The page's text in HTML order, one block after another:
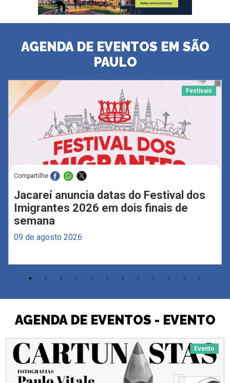
AGENDA DE EVENTOS EM SÃO
PAULO
Festivais
Compartilhe
Jacareí anuncia datas do Festival dos
Imigrantes 2026 em dois finais de
semana
09 de agosto 2026
AGENDA DE EVENTOS - EVENTO
Evento